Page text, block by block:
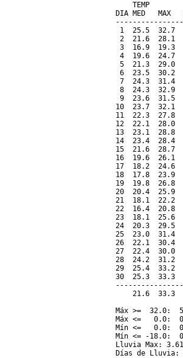
TEMP
DIA MED   MAX
1  25.5  32.7
2  21.6  28.1
3  16.9  19.3
4  19.6  24.7
5  21.3  29.0
6  23.5  30.2
7  24.3  31.4
8  24.3  32.9
9  23.6  31.5
10  23.7  32.1
11  22.3
12  22.1
13  23.1  28.8
14  23.4
15  21.6
16  19.6
17  18.2
18  17.8
19  19.8  26.8
20  20.4  25.9
21  18.1
22  16.4  20.8
23  18.1
24  20.3  29.5
25  23.0  31.4
26  22.1  30.4
27  22.4  30.0
28  24.2  31.2
29  25.4  33.2
30  25.3  33.3
21.6  33.3
Máx >=  32.0:  5
Máx <=   0.0:  0
Mín <=   0.0:  0
Mín <= -18.0:  0
Lluvia Max:
Días de Lluvia: